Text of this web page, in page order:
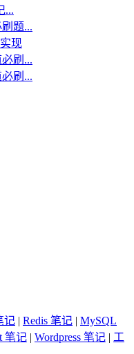
...
题...
现
刷...
刷...
记 | Redis 笔记 | MySQL
笔记 | Wordpress 笔记 | 工